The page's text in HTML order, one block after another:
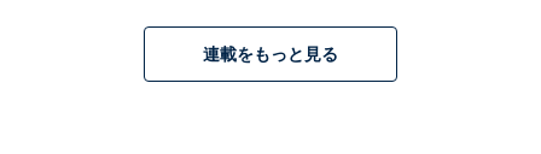
連載をもっと見る